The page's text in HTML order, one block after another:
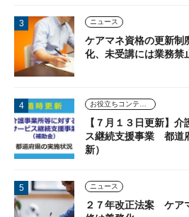
ニュース
ケアマネ資格の更新
化、未受講には業務禁
お役立ちコンテンツ
【７月１３日更新】
ス継続支援事業 都道
新）
ニュース
２７年改正法案 ケア